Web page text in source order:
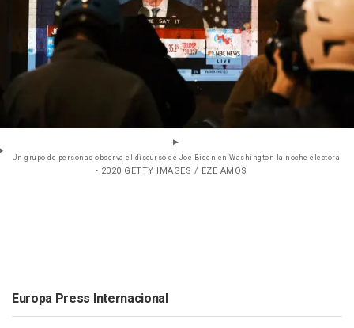
Un grupo de personas observa el discurso de Joe Biden en Washington la noche electoral
- 2020 GETTY IMAGES / EZE AMOS
Europa Press Internacional